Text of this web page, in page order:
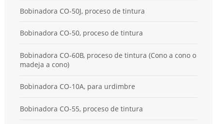
Bobinadora CO-50J, proceso de tintura
Bobinadora CO-50, proceso de tintura
Bobinadora CO-60B, proceso de tintura (Cono a cono o
madeja a cono)
Bobinadora CO-10A, para urdimbre
Bobinadora CO-55, proceso de tintura